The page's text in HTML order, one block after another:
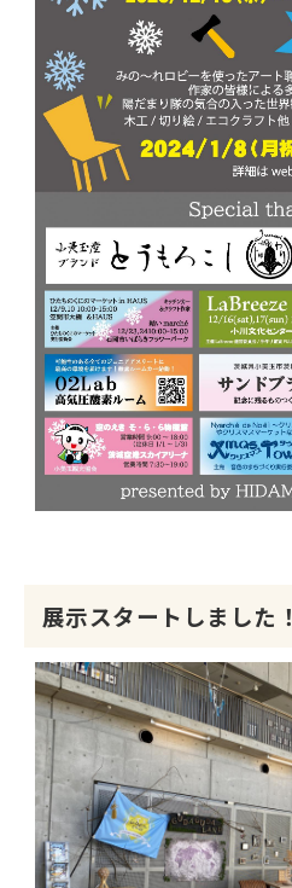
展示スタートしました！